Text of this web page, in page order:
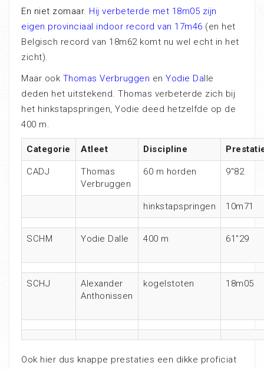
En niet zomaar. Hij verbeterde met 18m05 zijn
eigen provinciaal indoor record van 17m46 (en het
Belgisch record van 18m62 komt nu wel echt in het
zicht).
Maar ook Thomas Verbruggen en Yodie Dalle
deden het uitstekend. Thomas verbeterde zich bij
het hinkstapspringen, Yodie deed hetzelfde op de
400 m.
Categorie Atleet Discipline
CADJ
Thomas
Verbruggen
60 m horden 9″82
hinkstapspringen 10m71
SCHM Yodie Dalle 400 m 61″29
SCHJ
Alexander
Anthonissen
kogelstoten 18m05
Ook hier dus knappe prestaties een dikke proficiat